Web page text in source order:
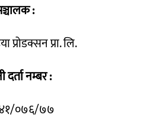
:
प्रोडक्सन प्रा. लि.
दर्ता नम्बर :
०७६/७७